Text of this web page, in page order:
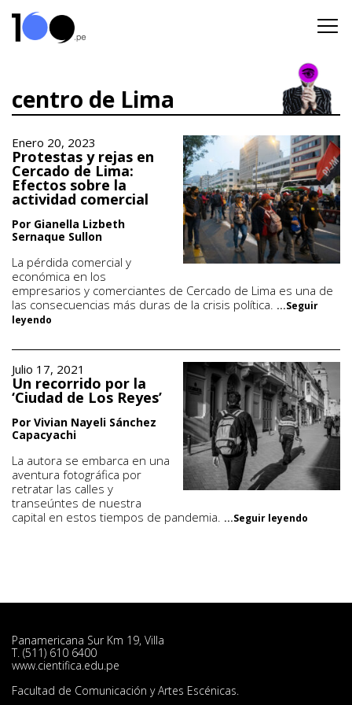
centro de Lima
Enero 20, 2023
Protestas y rejas en
Cercado de Lima:
Efectos sobre la
actividad comercial
Por Gianella Lizbeth
Sernaque Sullon
La pérdida comercial y
económica en los
empresarios y comerciantes de Cercado de Lima es una de
las consecuencias más duras de la crisis política. ...Seguir
leyendo
Julio 17, 2021
Un recorrido por la
‘Ciudad de Los Reyes’
Por Vivian Nayeli Sánchez
Capacyachi
La autora se embarca en una
aventura fotográfica por
retratar las calles y
transeúntes de nuestra
capital en estos tiempos de pandemia. ...Seguir leyendo
Panamericana Sur Km 19, Villa
T. (511) 610 6400
www.cientifica.edu.pe
Facultad de Comunicación y Artes Escénicas.